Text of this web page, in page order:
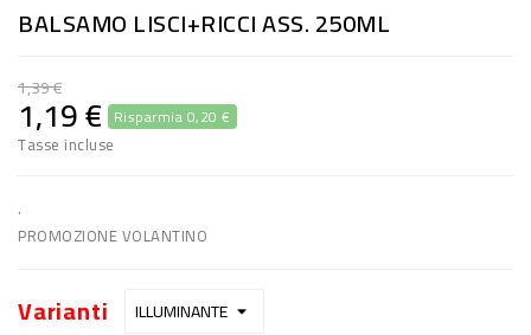
E
FARINA
DIETETICO
NATURALI
ALIMENTI
BALSAMO LISCI+RICCI ASS. 250ML
1,39 €
1,19 € Risparmia 0,20 €
Tasse incluse
.
PROMOZIONE VOLANTINO
Varianti